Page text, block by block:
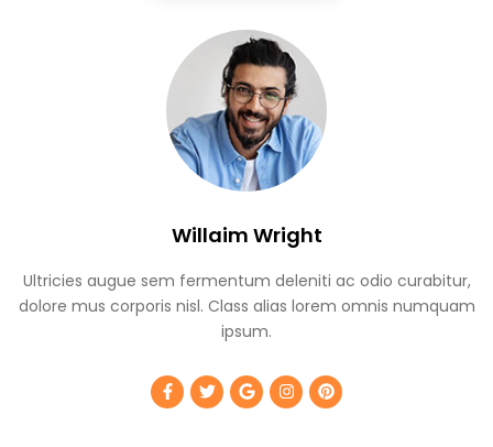
Willaim Wright
Ultricies augue sem fermentum deleniti ac odio curabitur,
dolore mus corporis nisl. Class alias lorem omnis numquam
ipsum.